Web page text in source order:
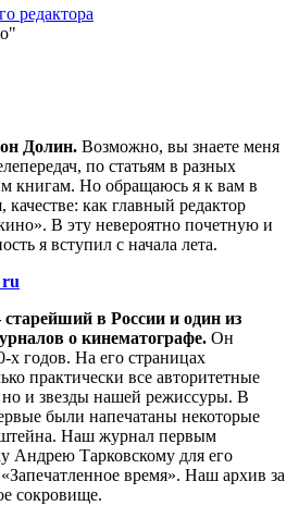
редактора
Долин. Возможно, вы знаете меня
по статьям в разных
книгам. Но обращаюсь я к вам в
как главный редактор
В эту невероятно почетную и
я вступил с начала лета.
в России и один из
о кинематографе. Он
х годов. На его страницах
практически все авторитетные
и звезды нашей режиссуры. В
были напечатаны некоторые
Наш журнал первым
Андрею Тарковскому для его
время». Наш архив за
сокровище.